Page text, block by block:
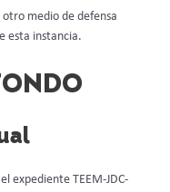
medio de defensa
esta instancia.
expediente TEEM-JDC-